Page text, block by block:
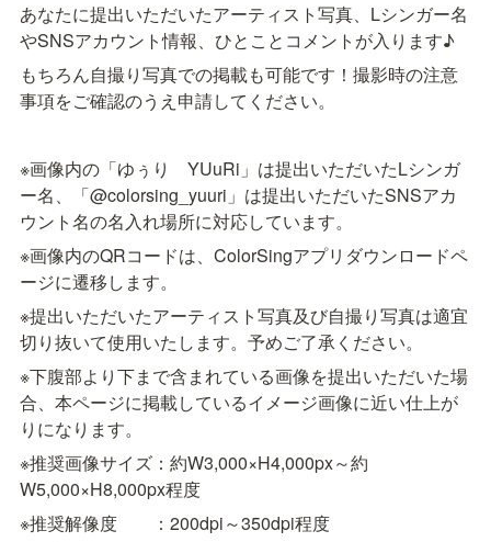
あなたに提出いただいたアーティスト写真、Lシンガー名
やSNSアカウント情報、ひとことコメントが入ります♪
もちろん自撮り写真での掲載も可能です！撮影時の注意
事項をご確認のうえ申請してください。
※画像内の「ゆぅり　YUuRi」は提出いただいたLシンガ
ー名、「@colorsing_yuuri」は提出いただいたSNSアカ
ウント名の名入れ場所に対応しています。
※画像内のQRコードは、ColorSingアプリダウンロードペ
ージに遷移します。
※提出いただいたアーティスト写真及び自撮り写真は適宜
切り抜いて使用いたします。予めご了承ください。
※下腹部より下まで含まれている画像を提出いただいた場
合、本ページに掲載しているイメージ画像に近い仕上が
りになります。
※推奨画像サイズ：約W3,000×H4,000px～約
W5,000×H8,000px程度
※推奨解像度　　：200dpi～350dpi程度